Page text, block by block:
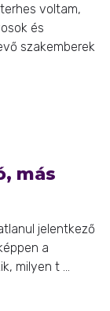
voltam,
és
szakemberek
más
jelentkező
a
milyen t ...